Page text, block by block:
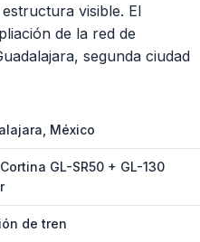
visible. El
de la red de
segunda ciudad
México
GL-SR50 + GL-130
de tren